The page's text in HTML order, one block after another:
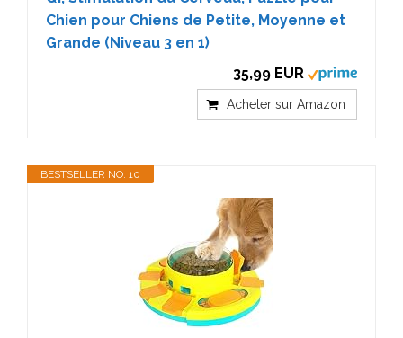
Chien pour Chiens de Petite, Moyenne et
Grande (Niveau 3 en 1)
35,99 EUR
Acheter sur Amazon
BESTSELLER NO. 10